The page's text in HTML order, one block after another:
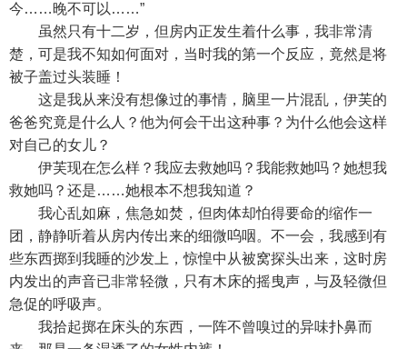
今……晚不可以……”
虽然只有十二岁，但房内正发生着什么事，我非常清
楚，可是我不知如何面对，当时我的第一个反应，竟然是将
被子盖过头装睡！
这是我从来没有想像过的事情，脑里一片混乱，伊芙的
爸爸究竟是什么人？他为何会干出这种事？为什么他会这样
对自己的女儿？
伊芙现在怎么样？我应去救她吗？我能救她吗？她想我
救她吗？还是……她根本不想我知道？
我心乱如麻，焦急如焚，但肉体却怕得要命的缩作一
团，静静听着从房内传出来的细微呜咽。不一会，我感到有
些东西掷到我睡的沙发上，惊惶中从被窝探头出来，这时房
内发出的声音已非常轻微，只有木床的摇曳声，与及轻微但
急促的呼吸声。
我拾起掷在床头的东西，一阵不曾嗅过的异味扑鼻而